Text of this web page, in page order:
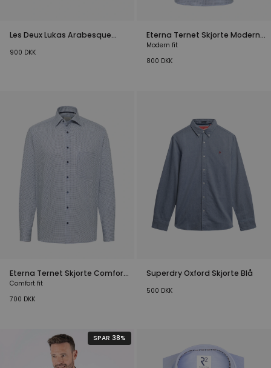
Les Deux Lukas Arabesque
900 DKK
Eterna Ternet Skjorte Modern
Blå
Modern fit
800 DKK
Eterna Ternet Skjorte Comfort
Fit Blå
Comfort fit
700 DKK
Superdry Oxford Skjorte Blå
500 DKK
SPAR 38%